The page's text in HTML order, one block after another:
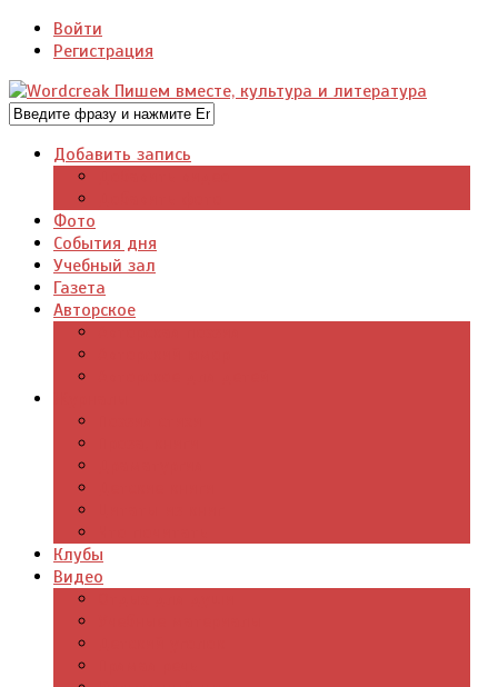
Войти
Регистрация
Добавить запись
Фото
События дня
Учебный зал
Газета
Авторское
Клубы
Видео